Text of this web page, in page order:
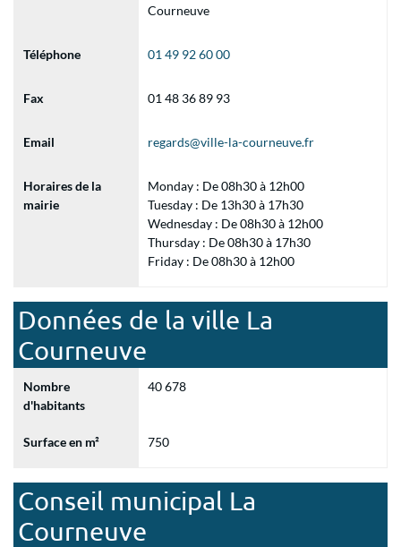
Courneuve
Téléphone 01 49 92 60 00
Fax 01 48 36 89 93
Email regards@ville-la-courneuve.fr
Horaires de la
mairie
Monday : De 08h30 à 12h00
Tuesday : De 13h30 à 17h30
Wednesday : De 08h30 à 12h00
Thursday : De 08h30 à 17h30
Friday : De 08h30 à 12h00
Données de la ville La
Courneuve
Nombre
d'habitants
40 678
Surface en m² 750
Conseil municipal La
Courneuve